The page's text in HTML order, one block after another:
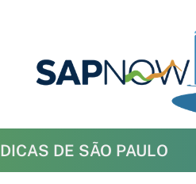
DICAS DE SÃO PAULO